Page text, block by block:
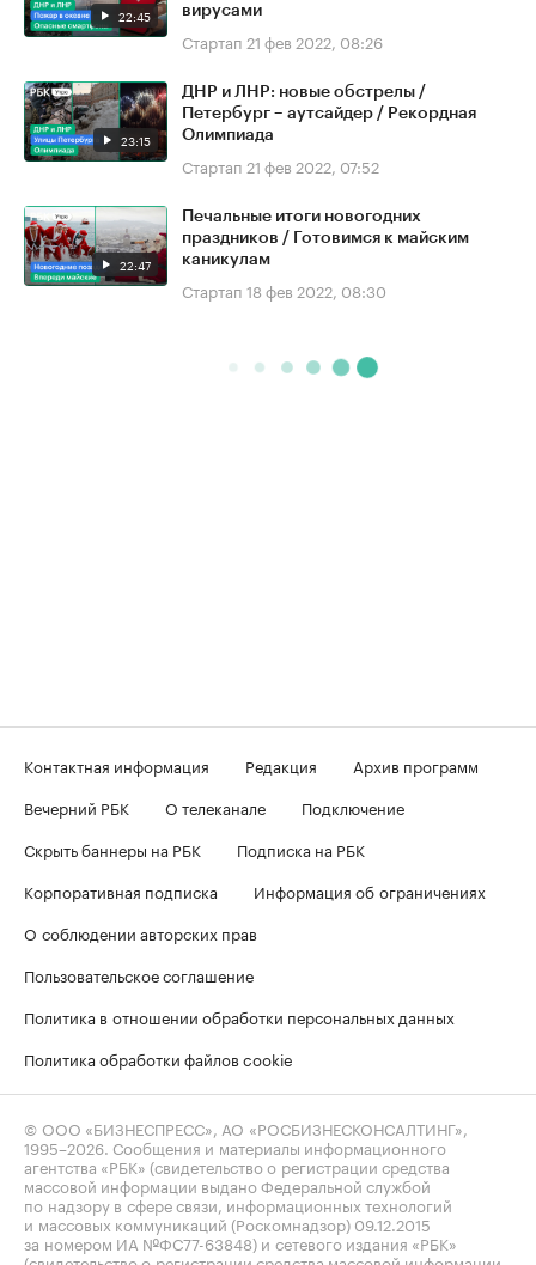
22:45
вирусами
Стартап 21 фев 2022, 08:26
23:15
ДНР и ЛНР: новые обстрелы /
Петербург – аутсайдер / Рекордная
Олимпиада
Стартап 21 фев 2022, 07:52
22:47
Печальные итоги новогодних
праздников / Готовимся к майским
каникулам
Стартап 18 фев 2022, 08:30
Контактная информация Редакция
Архив программ
Вечерний РБК
О телеканале
Подключение
Скрыть баннеры на РБК
Подписка на РБК
Корпоративная подписка
Информация об ограничениях
О соблюдении авторских прав
Пользовательское соглашение
Политика в отношении обработки персональных данных
Политика обработки файлов cookie
© ООО «БИЗНЕСПРЕСС», АО «РОСБИЗНЕСКОНСАЛТИНГ»,
1995–2026 . Сообщения и материалы информационного
агентства «РБК» (свидетельство о регистрации средства
массовой информации выдано Федеральной службой
по надзору в сфере связи, информационных технологий
и массовых коммуникаций (Роскомнадзор) 09.12.2015
за номером ИА №ФС77-63848) и сетевого издания «РБК»